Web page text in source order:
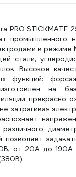
PRO STICKMATE
промышленного
в режиме
стали,
Высокое
функций:
на
прекрасно
затрагивая
позволяет
от 20А до 190А